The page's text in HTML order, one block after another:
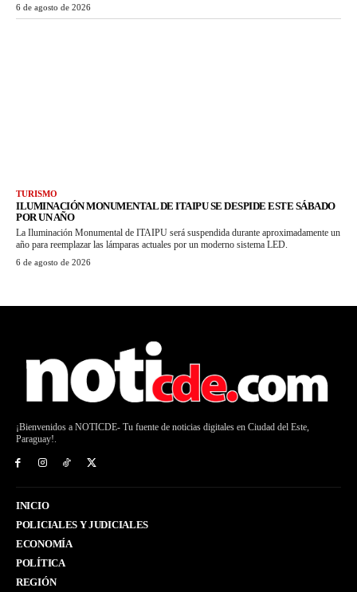
6 de agosto de 2026
TURISMO
ILUMINACIÓN MONUMENTAL DE ITAIPU SE DESPIDE ESTE SÁBADO
POR UN AÑO
La Iluminación Monumental de ITAIPU será suspendida durante aproximadamente un
año para reemplazar las lámparas actuales por un moderno sistema LED.
6 de agosto de 2026
¡Bienvenidos a NOTICDE- Tu fuente de noticias digitales en Ciudad del Este,
Paraguay!.
INICIO
POLICIALES Y JUDICIALES
ECONOMÍA
POLÍTICA
REGIÓN